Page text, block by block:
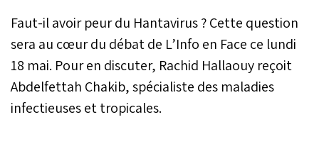
Faut-il avoir peur du Hantavirus ? Cette question
sera au cœur du débat de L’Info en Face ce lundi
18 mai. Pour en discuter, Rachid Hallaouy reçoit
Abdelfettah Chakib, spécialiste des maladies
infectieuses et tropicales.